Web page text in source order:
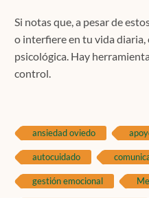
Si notas que, a pesar de
o interfiere en tu vida diaria,
psicológica. Hay
control.
ansiedad oviedo
autocuidado
gestión emocional